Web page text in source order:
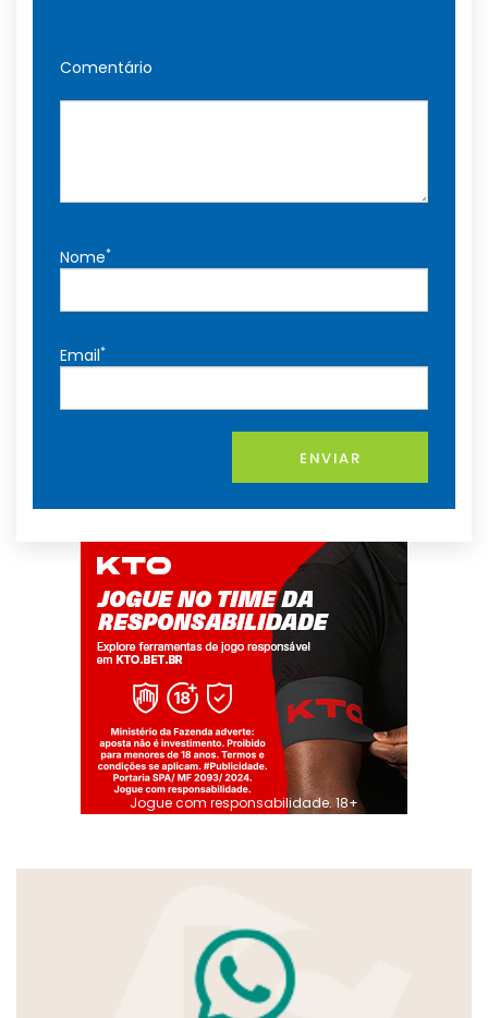
Comentário
Nome*
Email*
ENVIAR
Jogue com responsabilidade. 18+